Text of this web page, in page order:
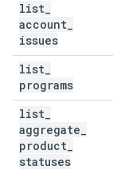
list
account
issues
list
programs
list
aggregate
product
statuses